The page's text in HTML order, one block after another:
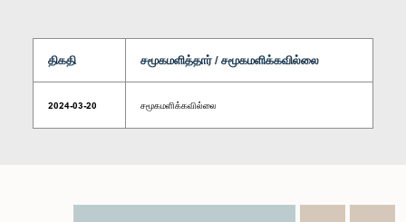
திகதி சமூகமளித்தார் / சமூகமளிக்கவில்லை
2024-03-20 சமூகமளிக்கவில்லை